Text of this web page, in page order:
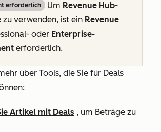
erforderlich Um Revenue Hub-
zu verwenden, ist ein Revenue
- oder Enterprise-
erforderlich.
über Tools, die Sie für Deals
Artikel mit Deals , um Beträge zu